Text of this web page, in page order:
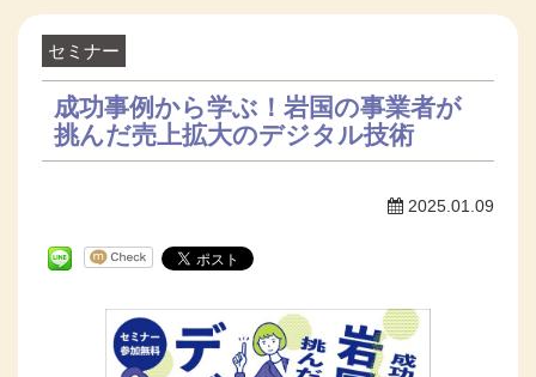
セミナー
成功事例から学ぶ！岩国の事業者が
挑んだ売上拡大のデジタル技術
2025.01.09